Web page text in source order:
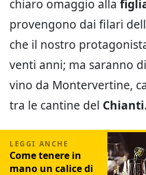
chiaro omaggio alla
provengono dai filari
che il nostro
venti anni; ma saranno
vino da Montervertine,
tra le cantine del
Come tenere in
mano un calice di